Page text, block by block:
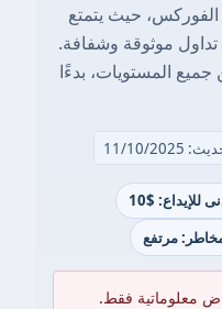
حيث يتمتع
موثوقة وشفافة.
المستويات، بدءًا
10/2025
للإيداع: $10
مرتفع
معلوماتية فقط.